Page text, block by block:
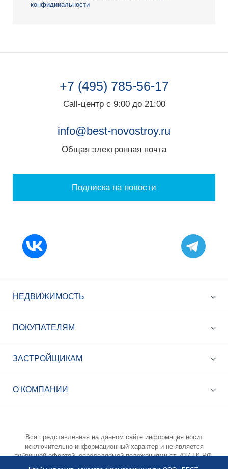
+7 (495) 785-56-17
конфидииальности
+7 (495) 785-56-17
Call-центр с 9:00 до 21:00
info@best-novostroy.ru
Общая электронная почта
Подписка на новости
НЕДВИЖИМОСТЬ
ПОКУПАТЕЛЯМ
ЗАСТРОЙЩИКАМ
О КОМПАНИИ
Вся представленная на данном сайте информация носит
исключительно информационный характер и не является
публичной офертой, определяемой положениями ст. 437 ГК РФ.